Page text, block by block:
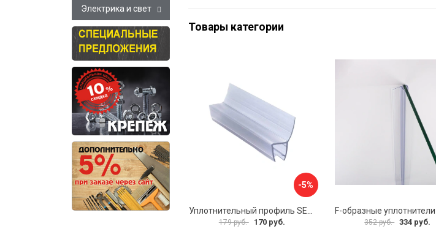
Товары категории
-5%
179 руб. 170 руб. 352 руб. 334 руб.
Электрика и свет